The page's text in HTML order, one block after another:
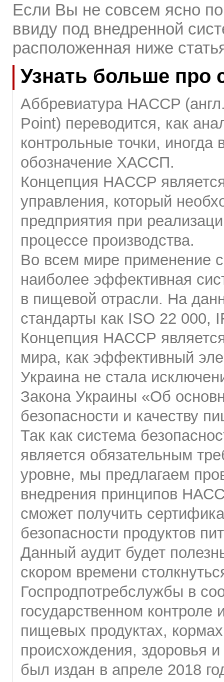
Если Вы не совсем ясно
ввиду под внедренной
расположенная ниже
Узнать больше про
Аббревиатура HACCP
Point) переводится, как
контрольные точки, иногда
обозначение ХАССП.
Концепция HACCP
управления, который
предприятия при
процессе производства.
Во всем мире применение
наиболее эффективная
в пищевой отрасли. На
стандарты как ISO 22 000,
Концепция НАССР
мира, как эффективный
Украина не стала
Закона Украины «Об
безопасности и качеству
Так как система
является обязательным
уровне, мы предлагаем
внедрения принципов
сможет получить
безопасности продуктов
Данный аудит будет
скором времени
Госпродпотребслужбы в
государственном контроле
пищевых продуктах,
происхождения, здоровья
был издан в апреле 2018